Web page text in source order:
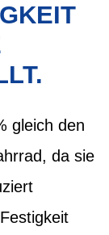
gleich den
da sie